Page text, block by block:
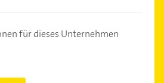
für dieses Unternehmen